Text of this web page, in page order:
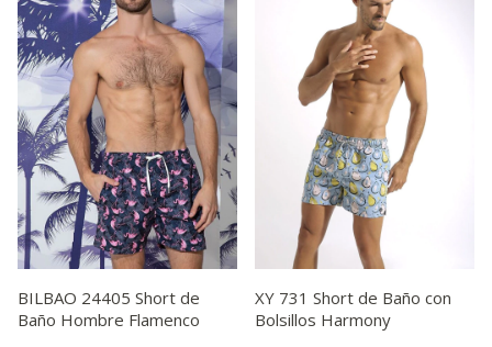
BILBAO 24405 Short de
Baño Hombre Flamenco
XY 731 Short de Baño con
Bolsillos Harmony